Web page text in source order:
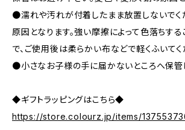
●濡れや汚れが付着したまま放置しないでく
原因となります。強い摩擦によって色落ちす
で、ご使用後は柔らかい布などで軽くふいてく
●小さなお子様の手に届かないところへ保管
◆ギフトラッピングはこちら◆
https://store.colourz.jp/items/